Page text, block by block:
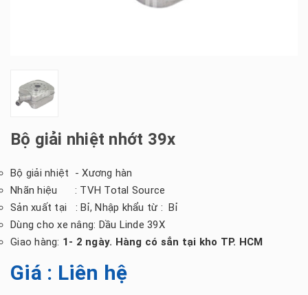
Bộ giải nhiệt nhớt 39x
Bộ giải nhiệt - Xương hàn
Nhãn hiệu : TVH Total Source
Sản xuất tại : Bỉ, Nhập khẩu từ : Bỉ
Dùng cho xe nâng: Dầu Linde 39X
Giao hàng: 1- 2 ngày. Hàng có sẳn tại kho TP. HCM
Giá : Liên hệ